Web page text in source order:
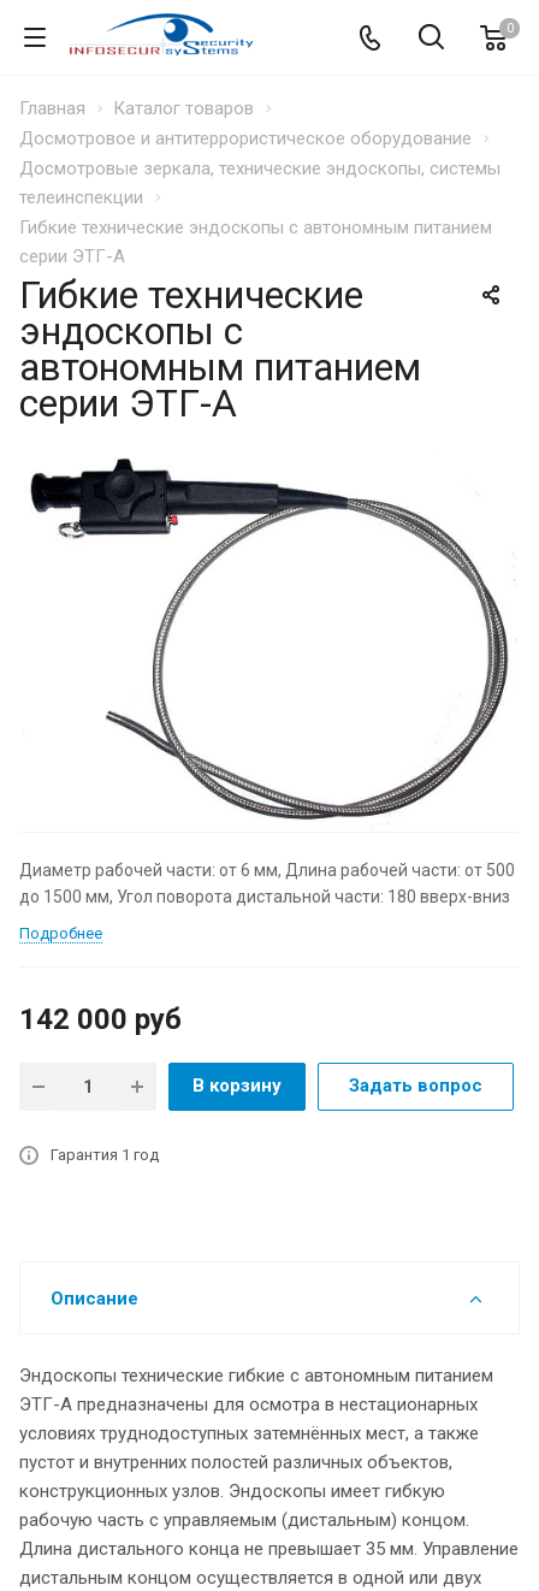
0
Главная
Каталог товаров
Досмотровое и антитеррористическое оборудование
Досмотровые зеркала, технические эндоскопы, системы
телеинспекции
Гибкие технические эндоскопы с автономным питанием
серии ЭТГ-А
Гибкие технические
эндоскопы с
автономным питанием
серии ЭТГ-А
Диаметр рабочей части: от 6 мм, Длина рабочей части: от 500
до 1500 мм, Угол поворота дистальной части: 180 вверх-вниз
Подробнее
142 000 руб
В корзину Задать вопрос
Гарантия 1 год
Описание
Эндоскопы технические гибкие с автономным питанием
ЭТГ-А предназначены для осмотра в нестационарных
условиях труднодоступных затемнённых мест, а также
пустот и внутренних полостей различных объектов,
конструкционных узлов. Эндоскопы имеет гибкую
рабочую часть с управляемым (дистальным) концом.
Длина дистального конца не превышает 35 мм. Управление
дистальным концом осуществляется в одной или двух